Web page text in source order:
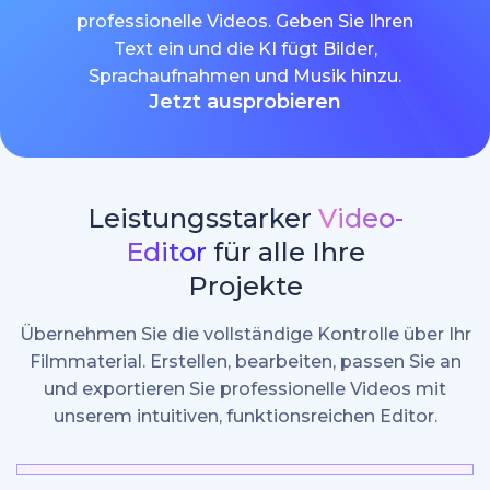
professionelle Videos. Geben Sie Ihren
Text ein und die KI fügt Bilder,
Sprachaufnahmen und Musik hinzu.
Jetzt ausprobieren
Leistungsstarker Video-
Editor für alle Ihre
Projekte
Übernehmen Sie die vollständige Kontrolle über Ihr
Filmmaterial. Erstellen, bearbeiten, passen Sie an
und exportieren Sie professionelle Videos mit
unserem intuitiven, funktionsreichen Editor.